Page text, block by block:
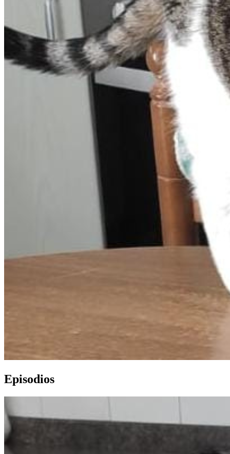
Episodios